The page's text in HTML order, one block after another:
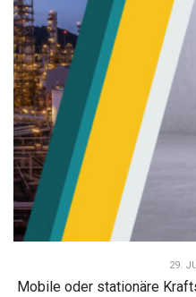
29.
Mobile oder stationäre